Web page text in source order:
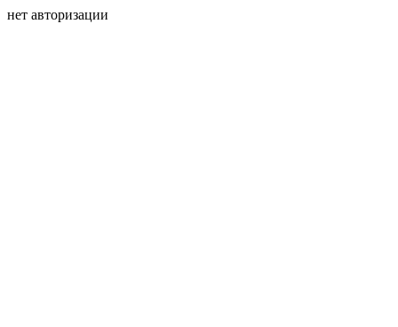
нет авторизации